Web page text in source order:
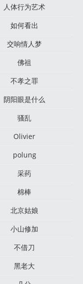
人体行为艺术
如何看出
交响情人梦
佛祖
不孝之罪
阴阳眼是什么
骚乱
Olivier
polung
采药
棉棒
北京姑娘
小山修加
不借刀
黑老大